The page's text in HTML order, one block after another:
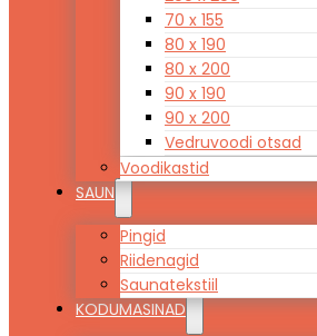
70 x 155
80 x 190
80 x 200
90 x 190
90 x 200
Vedruvoodi otsad
Voodikastid
SAUN
Pingid
Riidenagid
Saunatekstiil
KODUMASINAD